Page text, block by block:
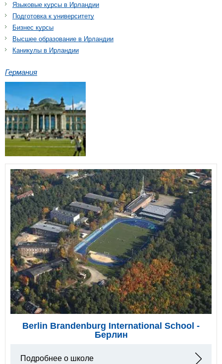
Языковые курсы в Ирландии
Подготовка к университету
Бизнес курсы
Высшее образование в Ирландии
Каникулы в Ирландии
Германия
Berlin Brandenburg International School -
Берлин
Подробнее о школе